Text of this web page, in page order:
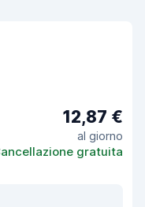
12,87 €
al giorno
gratuita